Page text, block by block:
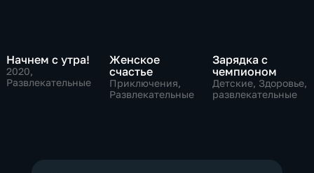
Начнем с утра!
2020,
Развлекательные
Женское
счастье
Приключения,
Развлекательные
Зарядка с
чемпионом
Детские, Здоровье,
развлекательные